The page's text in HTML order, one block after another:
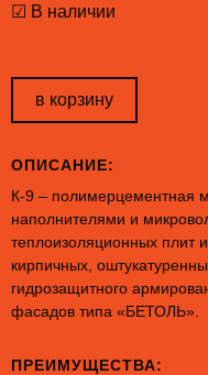
☑ В наличии
в корзину
ОПИСАНИЕ:
К-9 – полимерцементная
наполнителями и
теплоизоляционных плит
кирпичных,
гидрозащитного
фасадов типа «БЕТОЛЬ».
ПРЕИМУЩЕСТВА: